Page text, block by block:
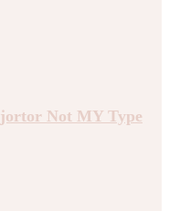
Not MY Type